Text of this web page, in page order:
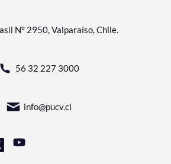
N° 2950, Valparaíso, Chile.
56 32 227 3000
info@pucv.cl